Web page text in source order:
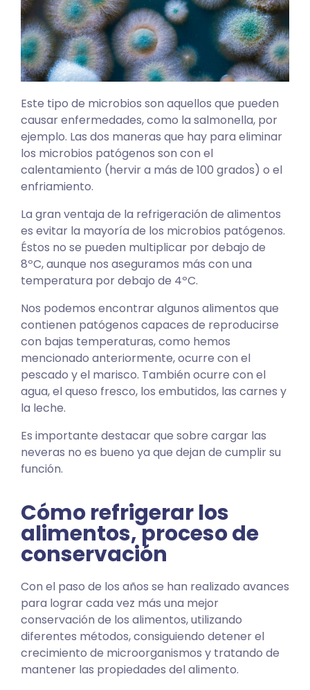
Este tipo de microbios son aquellos que pueden
causar enfermedades, como la salmonella, por
ejemplo. Las dos maneras que hay para eliminar
los microbios patógenos son con el
calentamiento (hervir a más de 100 grados) o el
enfriamiento.
La gran ventaja de la refrigeración de alimentos
es evitar la mayoría de los microbios patógenos.
Éstos no se pueden multiplicar por debajo de
8ºC, aunque nos aseguramos más con una
temperatura por debajo de 4ºC.
Nos podemos encontrar algunos alimentos que
contienen patógenos capaces de reproducirse
con bajas temperaturas, como hemos
mencionado anteriormente, ocurre con el
pescado y el marisco. También ocurre con el
agua, el queso fresco, los embutidos, las carnes y
la leche.
Es importante destacar que sobre cargar las
neveras no es bueno ya que dejan de cumplir su
función.
Cómo refrigerar los
alimentos, proceso de
conservación
Con el paso de los años se han realizado avances
para lograr cada vez más una mejor
conservación de los alimentos, utilizando
diferentes métodos, consiguiendo detener el
crecimiento de microorganismos y tratando de
mantener las propiedades del alimento.